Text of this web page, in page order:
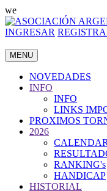
we
INGRESAR
MENU
NOVEDADES
INFO
INFO
LINKS
PROXIMOS
2026
RANKING's
HANDICAP
HISTORIAL